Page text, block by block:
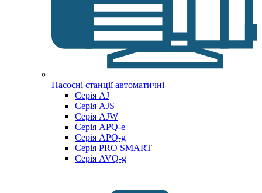
Насосні станції автоматичні
Серія AJ
Серія AJS
Серія AJW
Серія APQ-e
Серія APQ-g
Серія PRO SMART
Серія AVQ-g